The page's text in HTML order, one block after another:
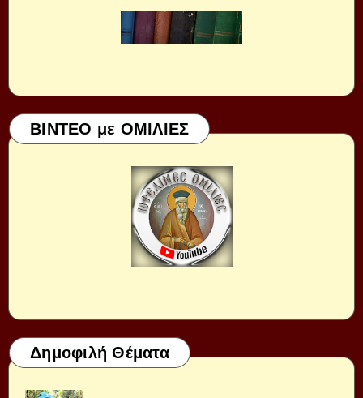
ΒΙΝΤΕΟ με ΟΜΙΛΙΕΣ
Δημοφιλή Θέματα